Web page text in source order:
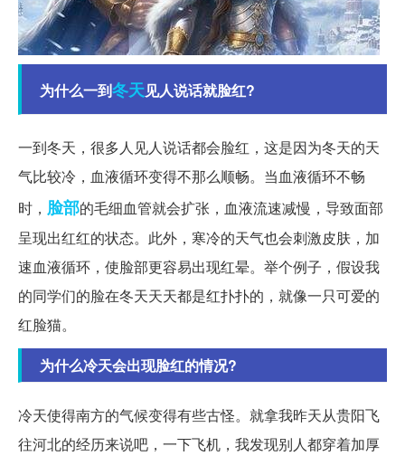
为什么一到冬天见人说话就脸红?
一到冬天，很多人见人说话都会脸红，这是因为冬天的天
气比较冷，血液循环变得不那么顺畅。当血液循环不畅
时， 脸部的毛细血管就会扩张，血液流速减慢，导致面部
呈现出红红的状态。此外，寒冷的天气也会刺激皮肤，加
速血液循环，使脸部更容易出现红晕。举个例子，假设我
的同学们的脸在冬天天天都是红扑扑的，就像一只可爱的
红脸猫。
为什么冷天会出现脸红的情况?
冷天使得南方的气候变得有些古怪。就拿我昨天从贵阳飞
往河北的经历来说吧，一下飞机，我发现别人都穿着加厚